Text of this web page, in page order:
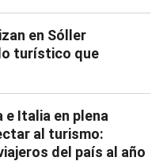
en Sóller
turístico que
Italia en plena
al turismo:
del país al año